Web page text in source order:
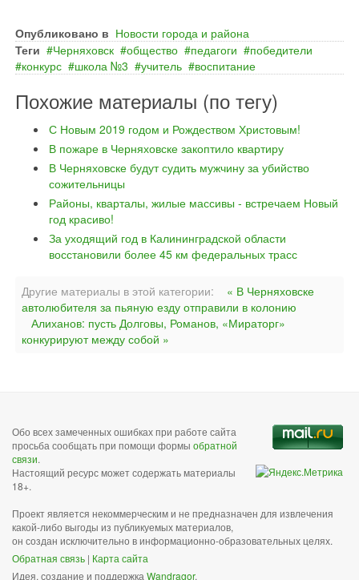
Опубликовано в Новости города и района
Теги
Черняховск общество педагоги
победители
конкурс
школа №3 учитель воспитание
Похожие материалы (по тегу)
С Новым 2019 годом и Рождеством Христовым!
В пожаре в Черняховске закоптило квартиру
В Черняховске будут судить мужчину за убийство
сожительницы
Районы, кварталы, жилые массивы - встречаем Новый
год красиво!
За уходящий год в Калининградской области
восстановили более 45 км федеральных трасс
Другие материалы в этой категории:
« В Черняховске
автолюбителя за пьяную езду отправили в колонию
Алиханов: пусть Долговы, Романов, «Мираторг»
конкурируют между собой »
Обо всех замеченных ошибках при работе сайта
просьба сообщать при помощи формы обратной
связи.
Настоящий ресурс может содержать материалы
18+.
Проект является некоммерческим и не предназначен для извлечения
какой-либо выгоды из публикуемых материалов,
он создан исключительно в информационно-образовательных целях.
Обратная связь | Карта сайта
Идея, создание и поддержка Wandragor.